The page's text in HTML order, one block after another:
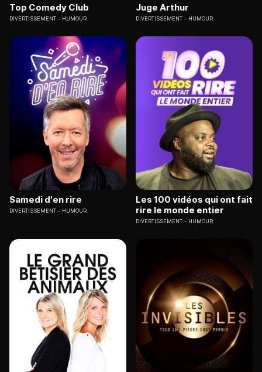
Top Comedy Club
DIVERTISSEMENT HUMOUR
Juge Arthur
DIVERTISSEMENT HUMOUR
Samedi d'en rire
DIVERTISSEMENT HUMOUR
Les 100 vidéos qui ont fait
rire le monde entier
DIVERTISSEMENT HUMOUR